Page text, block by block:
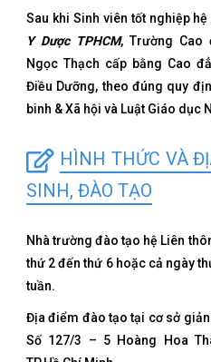
Sau khi Sinh viên tốt nghiệp hệ
Y Dược TPHCM, Trường Cao
Ngọc Thạch cấp bằng Cao
Điều Dưỡng, theo đúng quy
binh & Xã hội và Luật Giáo dục
HÌNH THỨC VÀ
SINH, ĐÀO TẠO
Nhà trường đào tạo hệ Liên
thứ 2 đến thứ 6 hoặc cả ngày
tuần.
Địa điểm đào tạo tại cơ sở
Số 127/3 – 5 Hoàng Hoa